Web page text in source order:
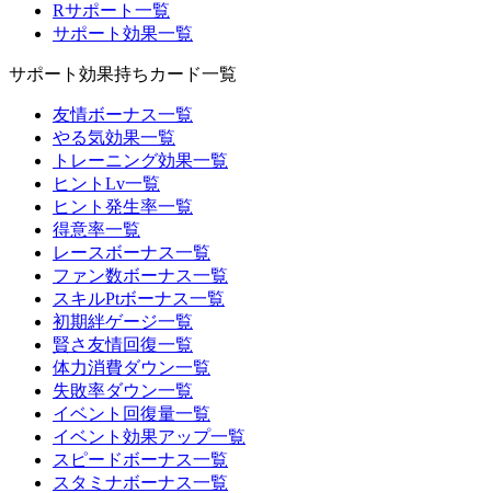
Rサポート一覧
サポート効果一覧
サポート効果持ちカード一覧
友情ボーナス一覧
やる気効果一覧
トレーニング効果一覧
ヒントLv一覧
ヒント発生率一覧
得意率一覧
レースボーナス一覧
ファン数ボーナス一覧
スキルPtボーナス一覧
初期絆ゲージ一覧
賢さ友情回復一覧
体力消費ダウン一覧
失敗率ダウン一覧
イベント回復量一覧
イベント効果アップ一覧
スピードボーナス一覧
スタミナボーナス一覧